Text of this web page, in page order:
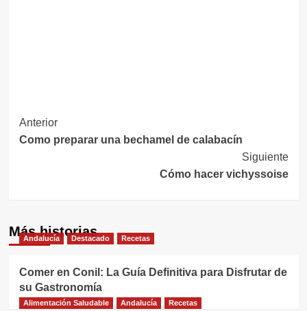
Navegación
de
Anterior
Como preparar una bechamel de calabacín
Siguiente
Cómo hacer vichyssoise
Más historias
Andalucía Destacado Recetas
Comer en Conil: La Guía Definitiva para Disfrutar de
su Gastronomía
Alimentación Saludable Andalucía Recetas